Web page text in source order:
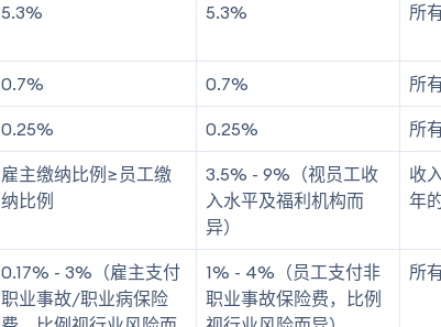
5.3% 5.3% 所
0.7% 0.7% 所
0.25% 0.25% 所
雇主缴纳比例≥员工缴
纳比例
3.5% - 9%（视员工收
入水平及福利机构而
异）
收
年
0.17% - 3%（雇主支付
职业事故/职业病保险
1% - 4%（员工支付非
职业事故保险费，比例
所